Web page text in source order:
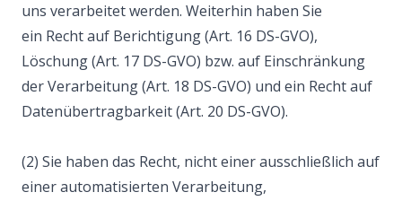
uns verarbeitet werden. Weiterhin haben Sie
ein Recht auf Berichtigung (Art. 16 DS-GVO),
Löschung (Art. 17 DS-GVO) bzw. auf Einschränkung
der Verarbeitung (Art. 18 DS-GVO) und ein Recht auf
Datenübertragbarkeit (Art. 20 DS-GVO).
(2) Sie haben das Recht, nicht einer ausschließlich auf
einer automatisierten Verarbeitung,